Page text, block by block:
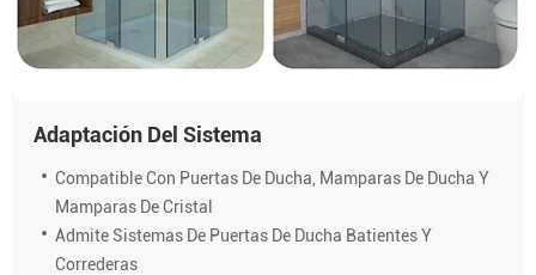
Adaptación Del Sistema
Compatible Con Puertas De Ducha, Mamparas De Ducha Y
Mamparas De Cristal
Admite Sistemas De Puertas De Ducha Batientes Y
Correderas